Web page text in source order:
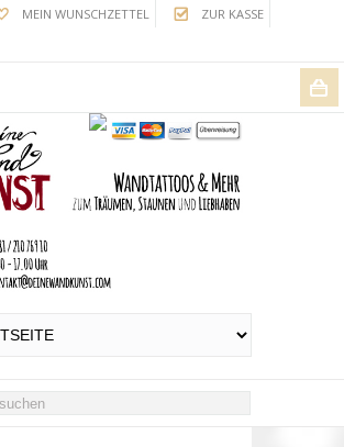
MEIN WUNSCHZETTEL
ZUR KASSE